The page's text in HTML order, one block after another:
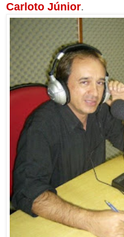
Carloto Júnior.